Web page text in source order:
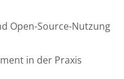
Open-Source-Nutzung
in der Praxis